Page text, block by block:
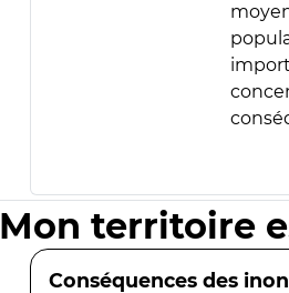
Mon territoire
Conséquences des